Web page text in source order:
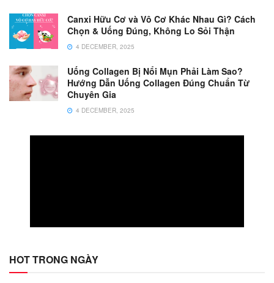
Canxi Hữu Cơ và Vô Cơ Khác Nhau Gì? Cách
Chọn & Uống Đúng, Không Lo Sỏi Thận
4 DECEMBER, 2025
Uống Collagen Bị Nổi Mụn Phải Làm Sao?
Hướng Dẫn Uống Collagen Đúng Chuẩn Từ
Chuyên Gia
4 DECEMBER, 2025
HOT TRONG NGÀY